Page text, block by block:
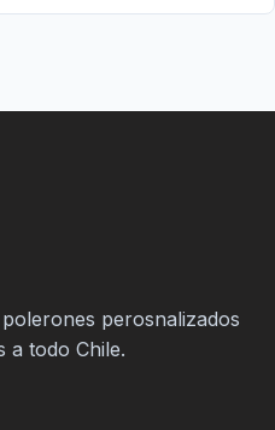
perosnalizados
a todo Chile.